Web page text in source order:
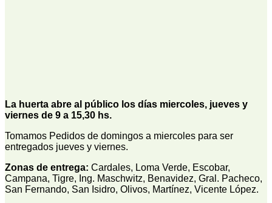
La huerta abre al público los días miercoles, jueves y
viernes de 9 a 15,30 hs.
Tomamos Pedidos de domingos a miercoles para ser
entregados jueves y viernes.
Zonas de entrega: Cardales, Loma Verde, Escobar,
Campana, Tigre, Ing. Maschwitz, Benavidez, Gral. Pacheco,
San Fernando, San Isidro, Olivos, Martínez, Vicente López.